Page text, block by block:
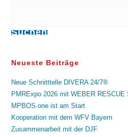
Suchen
Neueste Beiträge
Neue Schnitttelle DIVERA 24/7®
PMRExpo 2026 mit WEBER RESCUE
MPBOS.one ist am Start
Kooperation mit dem WFV Bayern
Zusammenarbeit mit der DJF